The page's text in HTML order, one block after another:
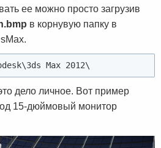
ее можно просто загрузив
в корнувую папку в
Max 2012\
дело личное. Вот пример
15-дюймовый монитор